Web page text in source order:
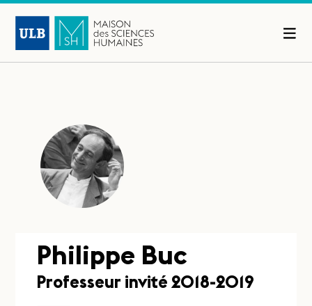
Philippe Buc
Professeur invité 2018-2019